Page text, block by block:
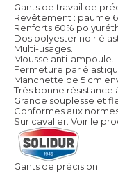
Gants de travail de
Revêtement : paume
Renforts 60%
Dos polyester noir
Multi-usages.
Mousse anti-ampoule.
Fermeture par
Manchette de 5 cm
Très bonne résistance
Grande souplesse et
Conformes aux
Sur cavalier. Voir le
Gants de précision